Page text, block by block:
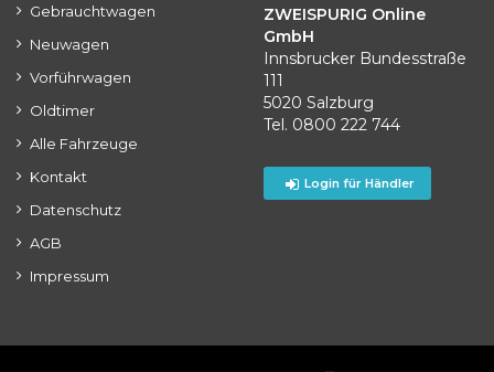
Gebrauchtwagen
Neuwagen
Vorführwagen
Oldtimer
Alle Fahrzeuge
Kontakt
Datenschutz
AGB
Impressum
ZWEISPURIG Online
GmbH
Innsbrucker Bundesstraße
111
5020 Salzburg
Tel. 0800 222 744
Login für Händler